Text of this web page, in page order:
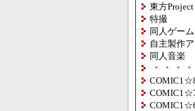
東方Project
特撮
同人ゲーム
自主製作
同人音楽
・・・